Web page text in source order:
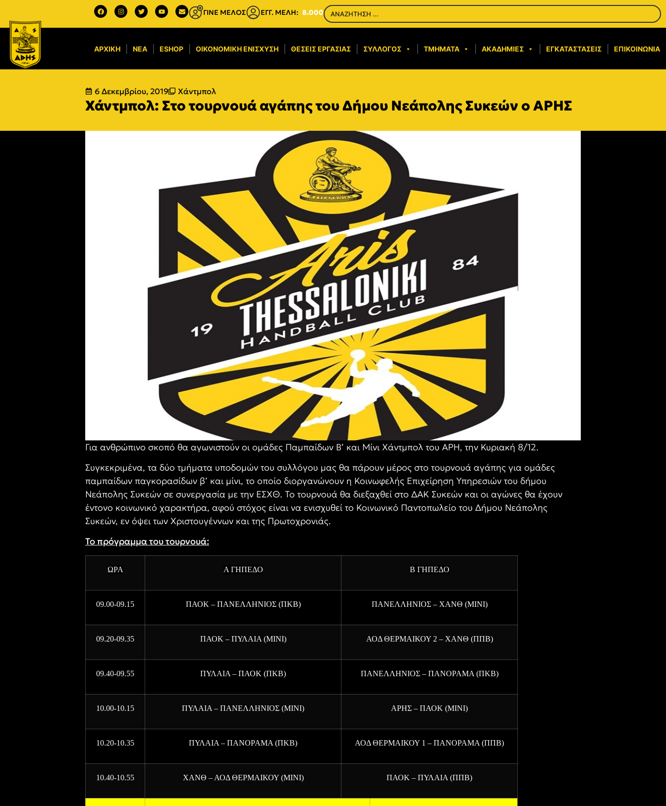
ΓΙΝΕ ΜΕΛΟΣ ΕΓΓ. ΜΕΛΗ: 8.000
ΑΡΧΙΚΉ ΝΈΑ ESHOP ΟΙΚΟΝΟΜΙΚΉ ΕΝΊΣΧΥΣΗ​ ΘΈΣΕΙΣ ΕΡΓΑΣΊΑΣ ΣΎΛΛΟΓΟΣ ΤΜΉΜΑΤΑ ΑΚΑΔΗΜΊΕΣ ΕΓΚΑΤΑΣΤΆΣΕΙΣ ΕΠΙΚΟΙΝΩΝΊΑ
6 Δεκεμβρίου, 2019 Χάντμπολ
Χάντμπολ: Στο τουρνουά αγάπης του Δήμου Νεάπολης Συκεών ο ΑΡΗΣ
Για ανθρώπινο σκοπό θα αγωνιστούν οι ομάδες Παμπαίδων Β’ και Μίνι Χάντμπολ του ΑΡΗ, την Κυριακή 8/12.
Συγκεκριμένα, τα δύο τμήματα υποδομών του συλλόγου μας θα πάρουν μέρος στο τουρνουά αγάπης για ομάδες
παμπαίδων παγκορασίδων β’ και μίνι, το οποίο διοργανώνουν η Κοινωφελής Επιχείρηση Υπηρεσιών του δήμου
Νεάπολης Συκεών σε συνεργασία με την ΕΣΧΘ. Το τουρνουά θα διεξαχθεί στο ΔΑΚ Συκεών και οι αγώνες θα έχουν
έντονο κοινωνικό χαρακτήρα, αφού στόχος είναι να ενισχυθεί το Κοινωνικό Παντοπωλείο του Δήμου Νεάπολης
Συκεών, εν όψει των Χριστουγέννων και της Πρωτοχρονιάς.
Το πρόγραμμα του τουρνουά:
ΩΡΑ Α ΓΗΠΕΔΟ Β ΓΗΠΕΔΟ
09.00-09.15 ΠΑΟΚ – ΠΑΝΕΛΛΗΝΙΟΣ (ΠΚΒ) ΠΑΝΕΛΛΗΝΙΟΣ – ΧΑΝΘ (ΜΙΝΙ)
09.20-09.35 ΠΑΟΚ – ΠΥΛΑΙΑ (ΜΙΝΙ) ΑΟΔ ΘΕΡΜΑΙΚΟΥ 2 – ΧΑΝΘ (ΠΠΒ)
09.40-09.55 ΠΥΛΑΙΑ – ΠΑΟΚ (ΠΚΒ) ΠΑΝΕΛΛΗΝΙΟΣ – ΠΑΝΟΡΑΜΑ (ΠΚΒ)
10.00-10.15 ΠΥΛΑΙΑ – ΠΑΝΕΛΛΗΝΙΟΣ (ΜΙΝΙ) ΑΡΗΣ – ΠΑΟΚ (ΜΙΝΙ)
10.20-10.35 ΠΥΛΑΙΑ – ΠΑΝΟΡΑΜΑ (ΠΚΒ) ΑΟΔ ΘΕΡΜΑΙΚΟΥ 1 – ΠΑΝΟΡΑΜΑ (ΠΠΒ)
10.40-10.55 ΧΑΝΘ – ΑΟΔ ΘΕΡΜΑΙΚΟΥ (ΜΙΝΙ) ΠΑΟΚ – ΠΥΛΑΙΑ (ΠΠΒ)